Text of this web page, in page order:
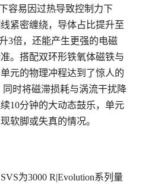
容易因过热导致控制力下
紧密缠绕，导体占比提升至
3倍，还能产生更强的电磁
。搭配双环形铁氧体磁铁与
元的物理冲程达到了惊人的
同时将磁滞损耗与涡流干扰降
10分钟的大动态鼓乐，单元
软脚或失真的情况。
SVS为3000 R|Evolution系列量